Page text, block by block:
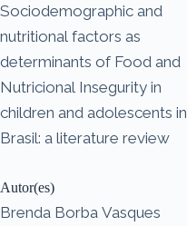
Sociodemographic and
nutritional factors as
determinants of Food and
Nutricional Insegurity in
children and adolescents in
Brasil: a literature review
Autor(es)
Brenda Borba Vasques